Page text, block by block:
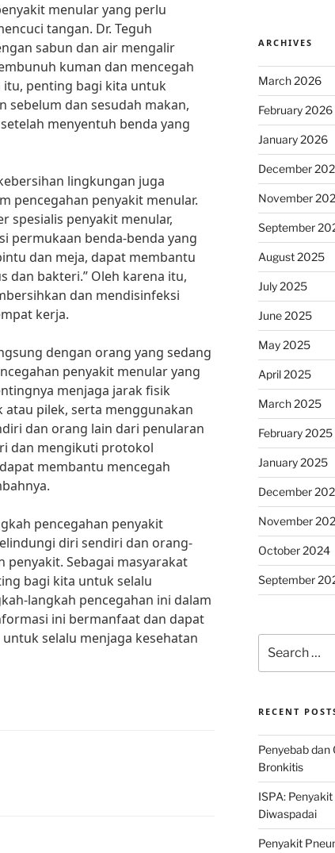
menular yang perlu
tangan. Dr. Teguh
sabun dan air mengalir
kuman dan mencegah
itu, penting bagi kita untuk
sebelum dan sesudah makan,
menyentuh benda yang
lingkungan juga
pencegahan penyakit menular.
spesialis penyakit menular,
permukaan benda-benda yang
dan meja, dapat membantu
dan bakteri.” Oleh karena itu,
dan mendisinfeksi
kerja.
dengan orang yang sedang
penyakit menular yang
menjaga jarak fisik
pilek, serta menggunakan
dan orang lain dari penularan
dan mengikuti protokol
membantu mencegah
pencegahan penyakit
diri sendiri dan orang-
Sebagai masyarakat
bagi kita untuk selalu
langkah pencegahan ini dalam
ini bermanfaat dan dapat
selalu menjaga kesehatan
ARCHIVES
March 2026
February 2026
January 2026
December
November
September
August 2025
July 2025
June 2025
May 2025
April 2025
March 2025
February 2025
January 2025
December
November
October 2024
September
for:
RECENT
Penyebab dan
Bronkitis
ISPA:
Diwaspadai
Penyakit